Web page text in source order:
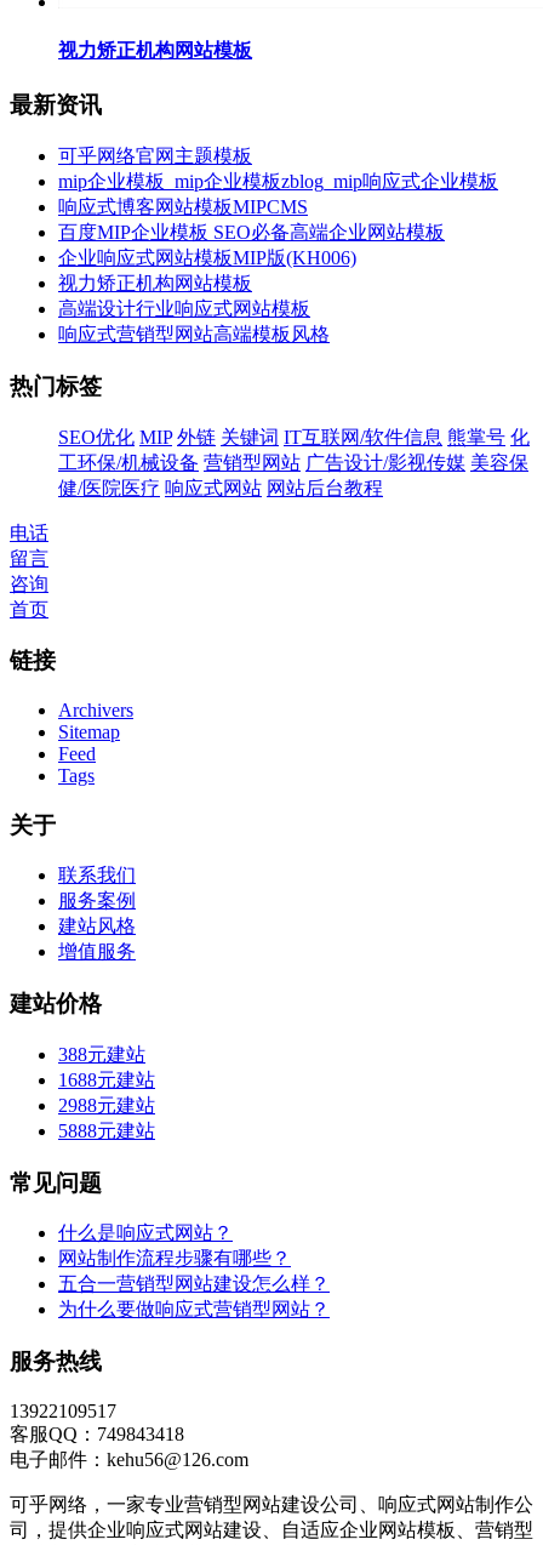
视力矫正机构网站模板
最新资讯
可乎网络官网主题模板
mip企业模板_mip企业模板zblog_mip响应式企业模板
响应式博客网站模板MIPCMS
百度MIP企业模板 SEO必备高端企业网站模板
企业响应式网站模板MIP版(KH006)
视力矫正机构网站模板
高端设计行业响应式网站模板
响应式营销型网站高端模板风格
热门标签
SEO优化 MIP 外链 关键词 IT互联网/软件信息 熊掌号 化
工环保/机械设备 营销型网站 广告设计/影视传媒 美容保
健/医院医疗 响应式网站 网站后台教程
电话
留言
咨询
首页
链接
Archivers
Sitemap
Feed
Tags
关于
联系我们
服务案例
建站风格
增值服务
建站价格
388元建站
1688元建站
2988元建站
5888元建站
常见问题
什么是响应式网站？
网站制作流程步骤有哪些？
五合一营销型网站建设怎么样？
为什么要做响应式营销型网站？
服务热线
13922109517
客服QQ：749843418
电子邮件：kehu56@126.com
可乎网络，一家专业营销型网站建设公司、响应式网站制作公
司，提供企业响应式网站建设、自适应企业网站模板、营销型